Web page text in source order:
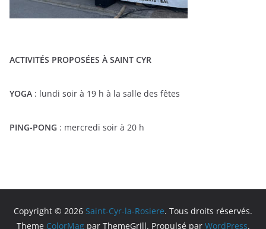
ACTIVITÉS PROPOSÉES À SAINT CYR
YOGA : lundi soir à 19 h à la salle des fêtes
PING-PONG : mercredi soir à 20 h
Copyright © 2026 Saint-Cyr-la-Rosiere. Tous droits réservés.
Theme ColorMagpar ThemeGrill. Propulsé par WordPress.